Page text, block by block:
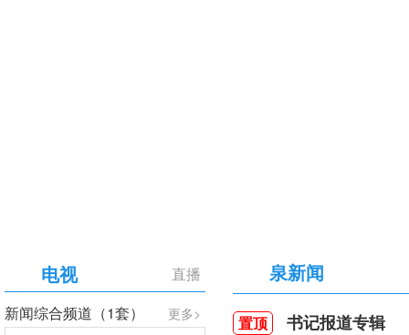
直播
电视
更多>
新闻综合频道（1套）
泉新闻
置顶 书记报道专辑